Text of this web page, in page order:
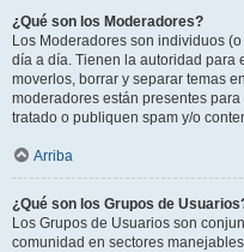
¿Qué son los Moderadores?
Los Moderadores son individuos
día a día. Tienen la autoridad para
moverlos, borrar y separar temas
moderadores están presentes
tratado o publiquen spam y/o
Arriba
¿Qué son los Grupos de
Los Grupos de Usuarios son
comunidad en sectores